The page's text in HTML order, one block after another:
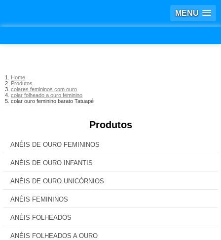
MENU
Home
Produtos
colares femininos com ouro
colar folheado a ouro feminino
colar ouro feminino barato Tatuapé
Produtos
ANÉIS DE OURO FEMININOS
ANÉIS DE OURO INFANTIS
ANÉIS DE OURO UNICÓRNIOS
ANÉIS FEMININOS
ANÉIS FOLHEADOS
ANÉIS FOLHEADOS A OURO